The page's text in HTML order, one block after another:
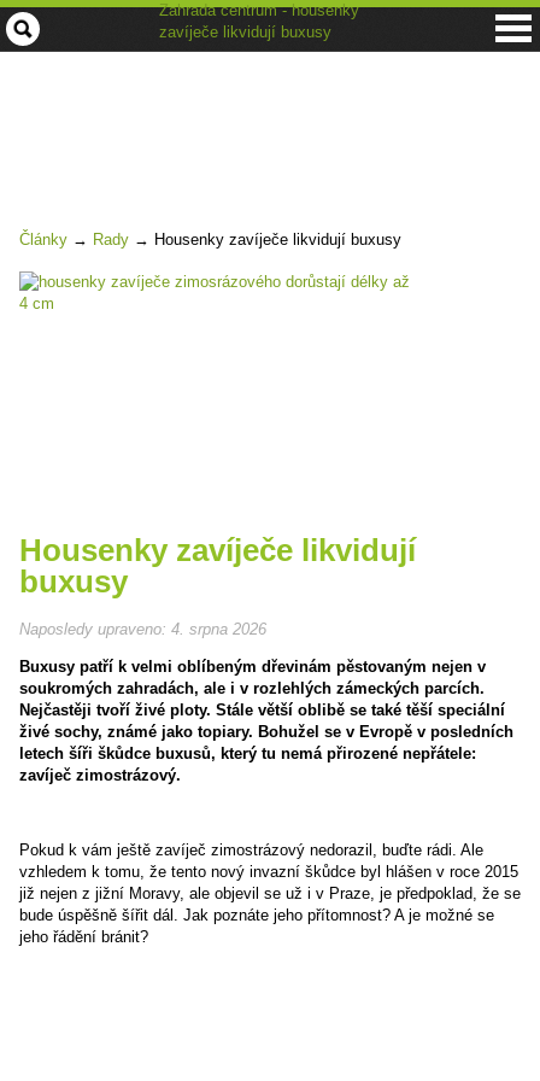
Zahrada centrum - housenky
zavíječe likvidují buxusy
Články → Rady → Housenky zavíječe likvidují buxusy
Housenky zavíječe likvidují
buxusy
Naposledy upraveno: 4. srpna 2026
Buxusy patří k velmi oblíbeným dřevinám pěstovaným nejen v
soukromých zahradách, ale i v rozlehlých zámeckých parcích.
Nejčastěji tvoří živé ploty. Stále větší oblibě se také těší speciální
živé sochy, známé jako topiary. Bohužel se v Evropě v posledních
letech šíři škůdce buxusů, který tu nemá přirozené nepřátele:
zavíječ zimostrázový.
Pokud k vám ještě zavíječ zimostrázový nedorazil, buďte rádi. Ale
vzhledem k tomu, že tento nový invazní škůdce byl hlášen v roce 2015
již nejen z jižní Moravy, ale objevil se už i v Praze, je předpoklad, že se
bude úspěšně šířit dál. Jak poznáte jeho přítomnost? A je možné se
jeho řádění bránit?